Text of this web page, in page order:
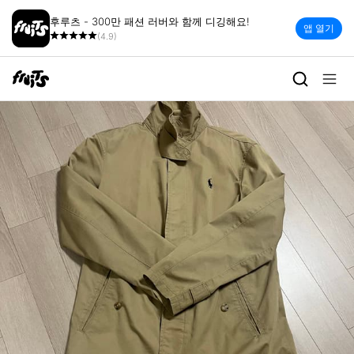
후루츠 - 300만 패션 러버와 함께 디깅해요!
(4.9)
앱 열기